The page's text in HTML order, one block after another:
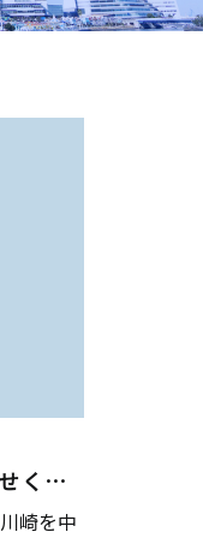
お気軽にお問い合わせください
崎を中